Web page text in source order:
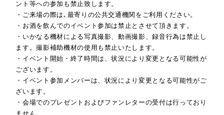
ント等への参加も禁止致します。
・ご来場の際は､最寄りの公共交通機関をご利用ください。
・お酒を飲んでのイベント参加は禁止とさせて頂きます。
・いかなる機材による写真撮影、動画撮影、録音行為は禁止し
ます。撮影補助機材の使用も禁止いたします。
・イベント開始・終了時間は、状況により変更となる可能性が
ございます。
・イベント参加メンバーは、状況により変更となる可能性がご
ざいます。
・会場でのプレゼントおよびファンレターの受付は行っており